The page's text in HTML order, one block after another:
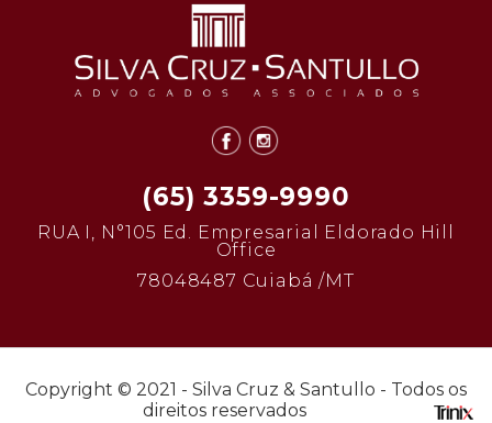
(65) 3359-9990
RUA I, N°105 Ed. Empresarial Eldorado Hill
Office
78048487 Cuiabá /MT
Copyright © 2021 - Silva Cruz & Santullo - Todos os
direitos reservados